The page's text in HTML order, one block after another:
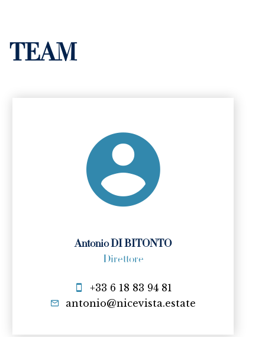
TEAM
Antonio DI BITONTO
Direttore
+33 6 18 83 94 81
antonio@nicevista.estate